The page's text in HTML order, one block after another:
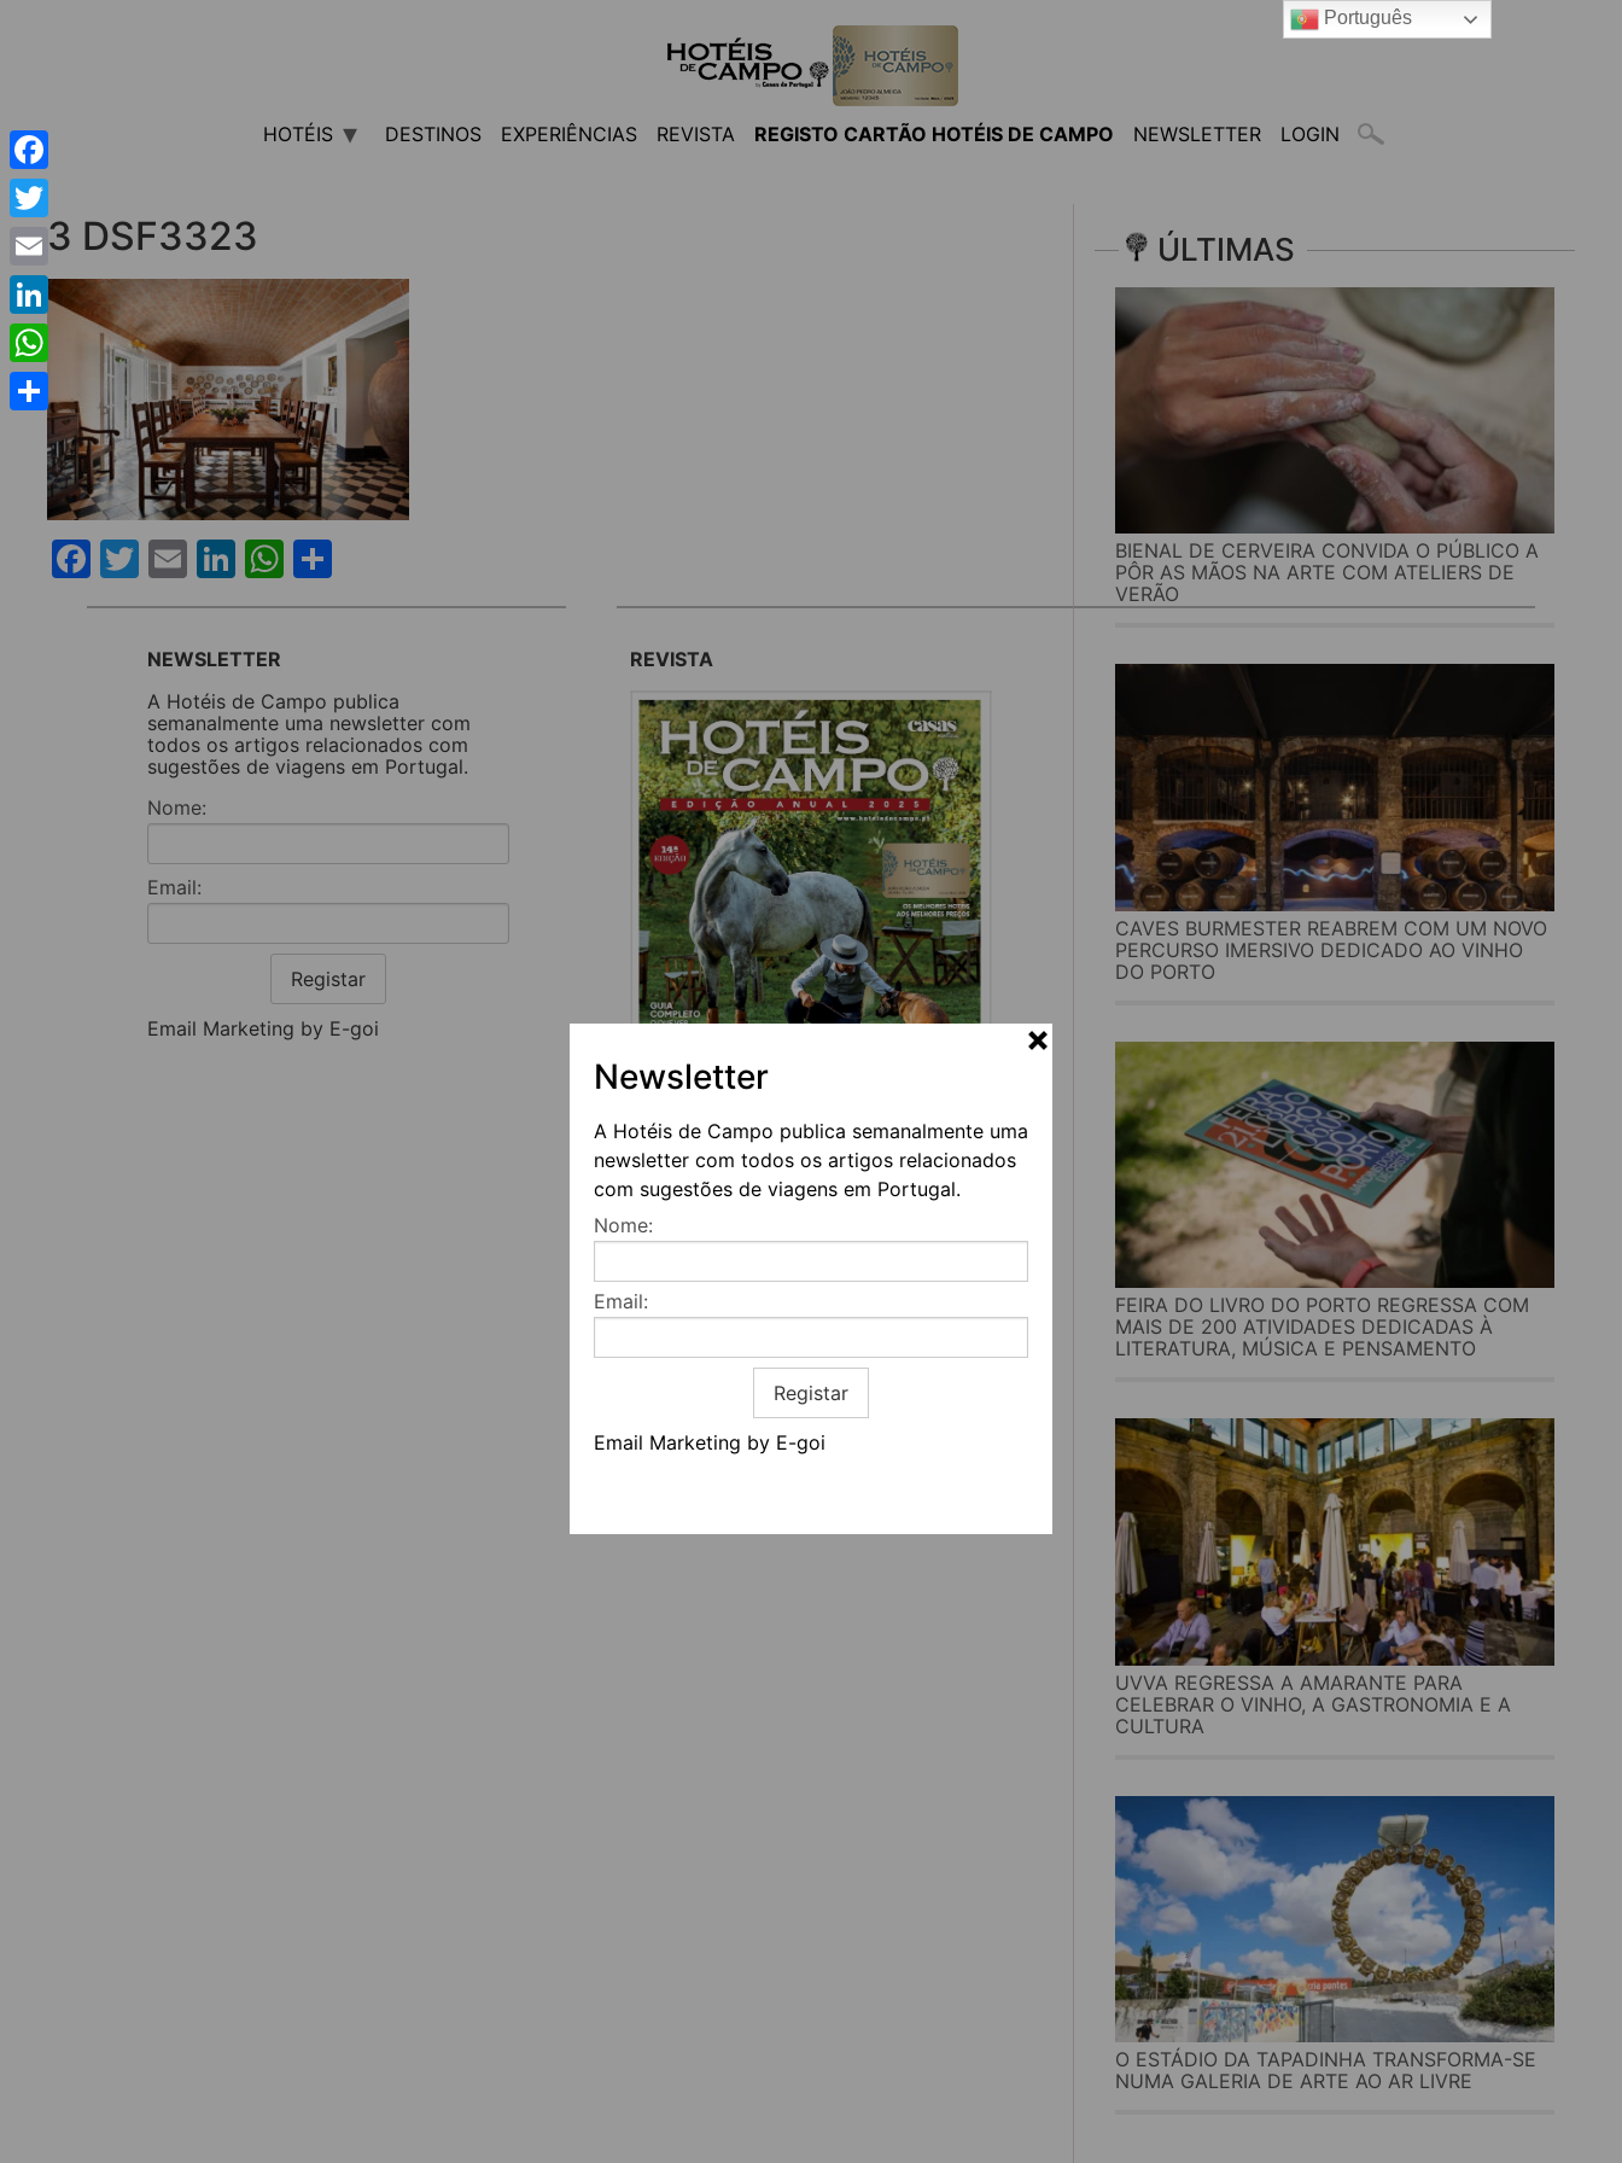
Newsletter
A Hotéis de Campo publica semanalmente uma
newsletter com todos os artigos relacionados
com sugestões de viagens em Portugal.
Nome:
Email:
Registar
Email Marketing by E-goi
HOTÉIS DESTINOS EXPERIÊNCIAS REVISTA REGISTO CARTÃO HOTÉIS DE CAMPO NEWSLETTER LOGIN
3 DSF3323
Facebook
Twitter
EmailLinkedIn
WhatsApp
ÚLTIMAS
BIENAL DE CERVEIRA CONVIDA O PÚBLICO A
PÔR AS MÃOS NA ARTE COM ATELIERS DE
VERÃO
CAVES BURMESTER REABREM COM UM NOVO
PERCURSO IMERSIVO DEDICADO AO VINHO
DO PORTO
FEIRA DO LIVRO DO PORTO REGRESSA COM
MAIS DE 200 ATIVIDADES DEDICADAS À
LITERATURA, MÚSICA E PENSAMENTO
UVVA REGRESSA A AMARANTE PARA
CELEBRAR O VINHO, A GASTRONOMIA E A
CULTURA
O ESTÁDIO DA TAPADINHA TRANSFORMA-SE
NUMA GALERIA DE ARTE AO AR LIVRE
NEWSLETTER
A Hotéis de Campo publica
semanalmente uma newsletter com
todos os artigos relacionados com
sugestões de viagens em Portugal.
Nome:
Email:
Registar
Email Marketing by E-goi
REVISTA
Contactos
Estatuto editorial
Informação geral
Facebook
Twitter
Email
LinkedIn
WhatsApp
Share
Português